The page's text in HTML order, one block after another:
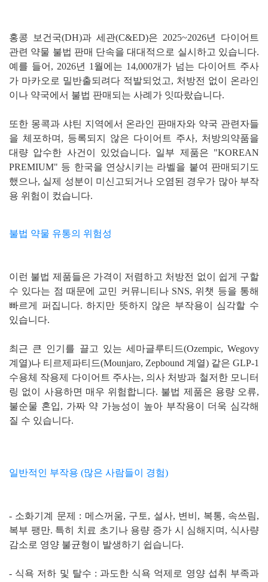
홍콩 보건국(DH)과 세관(C&ED)은 2025~2026년 다이어트
관련 약물 불법 판매 단속을 대대적으로 실시하고 있습니다.
예를 들어, 2026년 1월에는 14,000개가 넘는 다이어트 주사
가 마카오로 밀반출되려다 적발되었고, 처방전 없이 온라인
이나 약국에서 불법 판매되는 사례가 잇따랐습니다.
또한 몽콕과 샤틴 지역에서 온라인 판매자와 약국 관련자들
을 체포하며, 등록되지 않은 다이어트 주사, 처방의약품을
대량 압수한 사건이 있었습니다. 일부 제품은 "KOREAN
PREMIUM" 등 한국을 연상시키는 라벨을 붙여 판매되기도
했으나, 실제 성분이 미신고되거나 오염된 경우가 많아 부작
용 위험이 컸습니다.
불법 약물 유통의 위험성
이런 불법 제품들은 가격이 저렴하고 처방전 없이 쉽게 구할
수 있다는 점 때문에 교민 커뮤니티나 SNS, 위챗 등을 통해
빠르게 퍼집니다. 하지만 뜻하지 않은 부작용이 심각할 수
있습니다.
최근 큰 인기를 끌고 있는 세마글루티드(Ozempic, Wegovy
계열)나 티르제파티드(Mounjaro, Zepbound 계열) 같은 GLP-1
수용체 작용제 다이어트 주사는, 의사 처방과 철저한 모니터
링 없이 사용하면 매우 위험합니다. 불법 제품은 용량 오류,
불순물 혼입, 가짜 약 가능성이 높아 부작용이 더욱 심각해
질 수 있습니다.
일반적인 부작용 (많은 사람들이 경험)
- 소화기계 문제 : 메스꺼움, 구토, 설사, 변비, 복통, 속쓰림,
복부 팽만. 특히 치료 초기나 용량 증가 시 심해지며, 식사량
감소로 영양 불균형이 발생하기 쉽습니다.
- 식욕 저하 및 탈수 : 과도한 식욕 억제로 영양 섭취 부족과